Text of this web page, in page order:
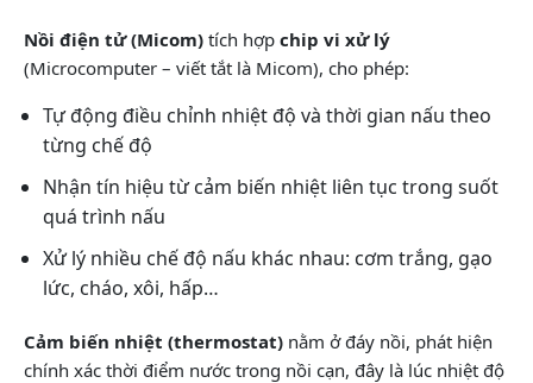
Nồi điện tử (Micom) tích hợp chip vi xử lý
(Microcomputer – viết tắt là Micom), cho phép:
Tự động điều chỉnh nhiệt độ và thời gian nấu theo
từng chế độ
Nhận tín hiệu từ cảm biến nhiệt liên tục trong suốt
quá trình nấu
Xử lý nhiều chế độ nấu khác nhau: cơm trắng, gạo
lức, cháo, xôi, hấp…
Cảm biến nhiệt (thermostat) nằm ở đáy nồi, phát hiện
chính xác thời điểm nước trong nồi cạn, đây là lúc nhiệt độ